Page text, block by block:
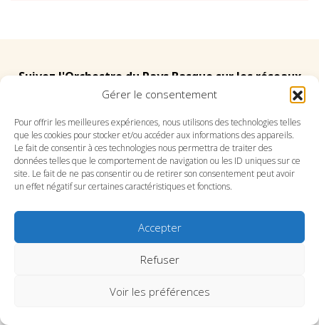
Gérer le consentement
Pour offrir les meilleures expériences, nous utilisons des technologies telles
que les cookies pour stocker et/ou accéder aux informations des appareils.
Le fait de consentir à ces technologies nous permettra de traiter des
données telles que le comportement de navigation ou les ID uniques sur ce
site. Le fait de ne pas consentir ou de retirer son consentement peut avoir
un effet négatif sur certaines caractéristiques et fonctions.
Accepter
Refuser
Voir les préférences
Suivez l'Orchestre du Pays Basque sur les réseaux
Suivez le conservatoire du Pays Basque sur les
réseaux
SITE DU CONSERVATOIRE